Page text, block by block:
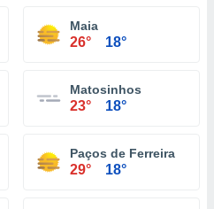
Maia
26° 18°
Matosinhos
23° 18°
Paços de Ferreira
29° 18°